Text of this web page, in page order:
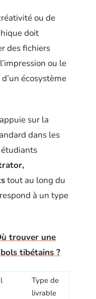
ou de
doit
des fichiers
ou le
écosystème
sur la
dans les
étudiants
tout au long du
à un type
trouver une
tibétains ?
Type de
livrable